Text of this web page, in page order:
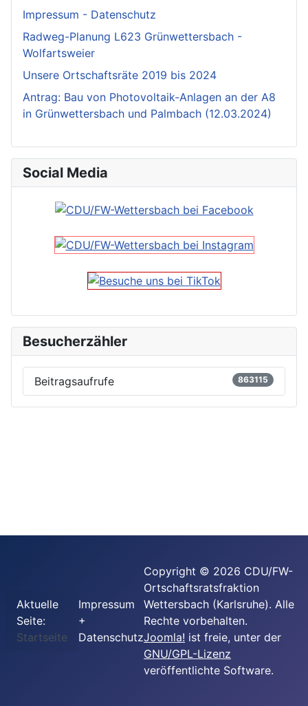
Impressum - Datenschutz
Radweg-Planung L623 Grünwettersbach -
Wolfartsweier
Unsere Ortschaftsräte 2019 bis 2024
Antrag: Bau von Photovoltaik-Anlagen an der A8
in Grünwettersbach und Palmbach (12.03.2024)
Social Media
Besucherzähler
Beitragsaufrufe 863115
Aktuelle
Seite:
Startseite
Impressum
+
Datenschutz
Copyright © 2026 CDU/FW-
Ortschaftsratsfraktion
Wettersbach (Karlsruhe). Alle
Rechte vorbehalten.
Joomla! ist freie, unter der
GNU/GPL-Lizenz
veröffentlichte Software.